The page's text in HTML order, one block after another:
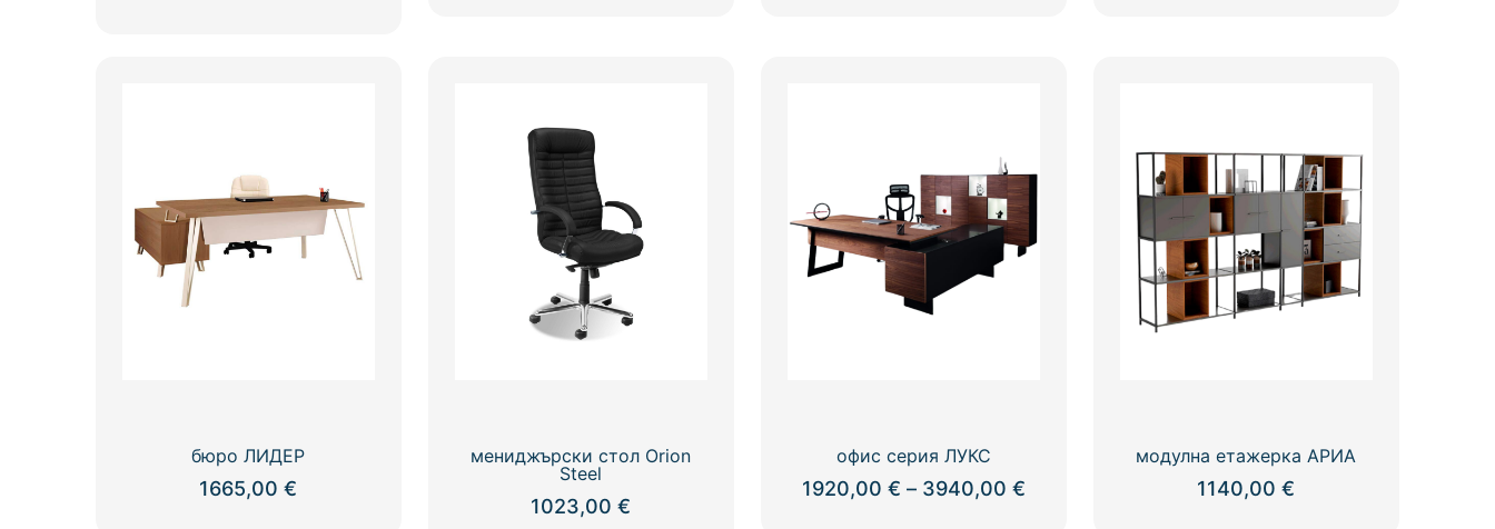
бюро ЛИДЕР
1665,00€
мениджърски стол Orion
Steel
1023,00€
офис серия ЛУКС
1920,00 € – 3940,00 €Price
модулна етажерка АРИА
1140,00€